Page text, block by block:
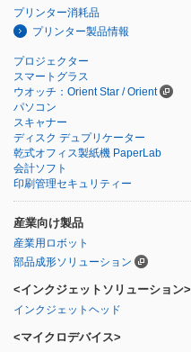
プリンター消耗品
プリンター製品情報
プロジェクター
スマートグラス
ウオッチ：Orient Star / Orient
パソコン
スキャナー
ディスク デュプリケーター
乾式オフィス製紙機 PaperLab
会計ソフト
印刷管理セキュリティー
産業向け製品
産業用ロボット
部品成形ソリューション
<インクジェットソリューション>
インクジェットヘッド
<マイクロデバイス>